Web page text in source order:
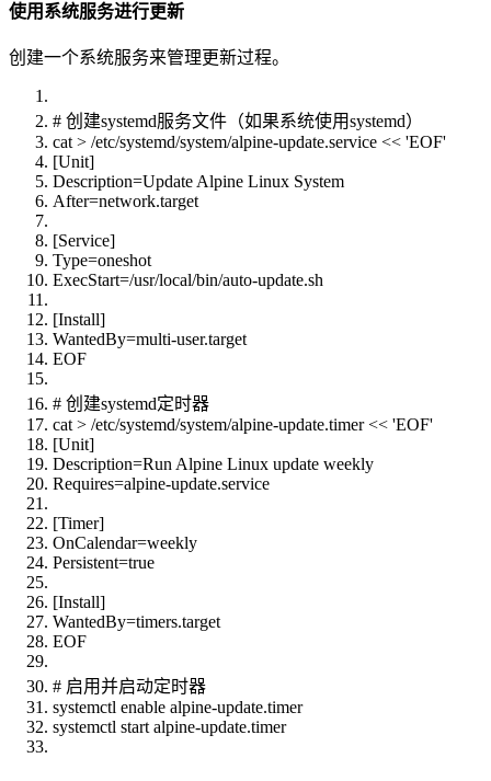
使用系统服务进行更新
创建一个系统服务来管理更新过程。
# 创建systemd服务文件（如果系统使用systemd）
cat > /etc/systemd/system/alpine-update.service << 'EOF'
[Unit]
Description=Update Alpine Linux System
After=network.target
[Service]
Type=oneshot
ExecStart=/usr/local/bin/auto-update.sh
[Install]
WantedBy=multi-user.target
EOF
# 创建systemd定时器
cat > /etc/systemd/system/alpine-update.timer << 'EOF'
[Unit]
Description=Run Alpine Linux update weekly
Requires=alpine-update.service
[Timer]
OnCalendar=weekly
Persistent=true
[Install]
WantedBy=timers.target
EOF
# 启用并启动定时器
systemctl enable alpine-update.timer
systemctl start alpine-update.timer